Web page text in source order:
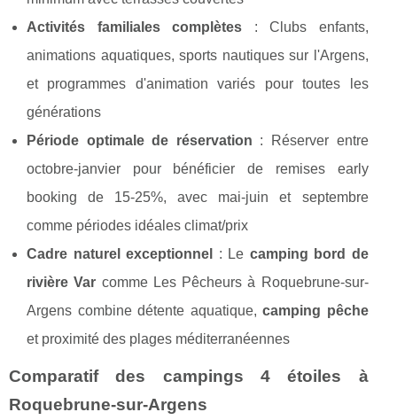
Activités familiales complètes : Clubs enfants,
animations aquatiques, sports nautiques sur l'Argens,
et programmes d'animation variés pour toutes les
générations
Période optimale de réservation : Réserver entre
octobre-janvier pour bénéficier de remises early
booking de 15-25%, avec mai-juin et septembre
comme périodes idéales climat/prix
Cadre naturel exceptionnel
: Le camping bord de
rivière Var comme Les Pêcheurs à Roquebrune-sur-
Argens combine détente aquatique,camping pêche
et proximité des plages méditerranéennes
Comparatif des campings 4 étoiles à
Roquebrune-sur-Argens